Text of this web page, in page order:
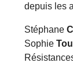
depuis les
Stéphane
Sophie